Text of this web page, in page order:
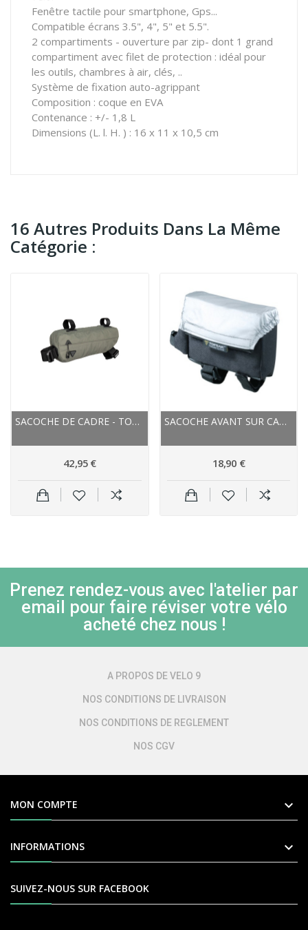
Fenêtre tactile pour smartphone, Gps...
Compatible écrans 3.5", 4", 5" et 5.5".
2 compartiments - ouverture par zip- dont 1 grand
compartiment avec filet de protection : idéal pour
les outils, chambres à air, clés, ..
Système de fixation auto-agrippant
Composition : coque en EVA
Contenance : +/- 1,8 L
Dimensions (L. l. H. ) : 16 x 11 x 10,5 cm
16 Autres Produits Dans La Même
Catégorie :
SACOCHE DE CADRE - TOPEAK MIDLOADER 3 L - VERT...
42,95 €
SACOCHE AVANT SUR CADRE - TOPEAK TRIBAG...
18,90 €
Prenez rendez-vous avec l'atelier par
email pour faire réviser votre vélo
acheté chez nous !
A PROPOS DE VELO 9
NOS CONDITIONS DE LIVRAISON
NOS CONDITIONS DE REGLEMENT
NOS CGV
MON COMPTE 
INFORMATIONS 
SUIVEZ-NOUS SUR FACEBOOK